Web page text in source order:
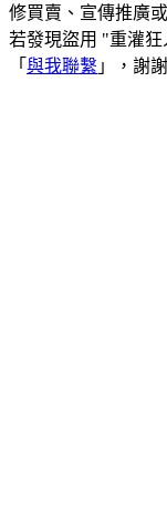
修買賣、宣傳推廣
若發現盜用 "重灌
「 與我聯繫 」，謝謝